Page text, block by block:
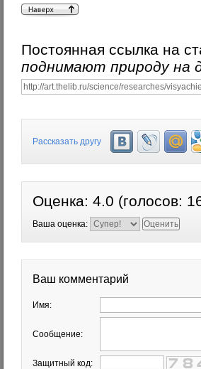
Постоянная ссылка на
поднимают природу на
Рассказать другу
Оценка: 4.0 (голосов:
Ваша оценка:
Ваш комментарий
Имя:
Сообщение:
Защитный код: